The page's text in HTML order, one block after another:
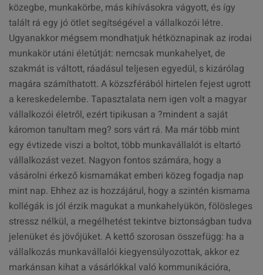
közegbe, munkakörbe, más kihívásokra vágyott, és így
talált rá egy jó ötlet segítségével a vállalkozói létre.
Ugyanakkor mégsem mondhatjuk hétköznapinak az irodai
munkakör utáni életútját: nemcsak munkahelyet, de
szakmát is váltott, ráadásul teljesen egyedül, s kizárólag
magára számíthatott. A közszférából hirtelen fejest ugrott
a kereskedelembe. Tapasztalata nem igen volt a magyar
vállalkozói életről, ezért tipikusan a ?mindent a saját
káromon tanultam meg? sors várt rá. Ma már több mint
egy évtizede viszi a boltot, több munkavállalót is eltartó
vállalkozást vezet. Nagyon fontos számára, hogy a
vásárolni érkező kismamákat emberi közeg fogadja nap
mint nap. Ehhez az is hozzájárul, hogy a szintén kismama
kollégák is jól érzik magukat a munkahelyükön, fölösleges
stressz nélkül, a megélhetést tekintve biztonságban tudva
jelenüket és jövőjüket. A kettő szorosan összefügg: ha a
vállalkozás munkavállalói kiegyensúlyozottak, akkor ez
markánsan kihat a vásárlókkal való kommunikációra,